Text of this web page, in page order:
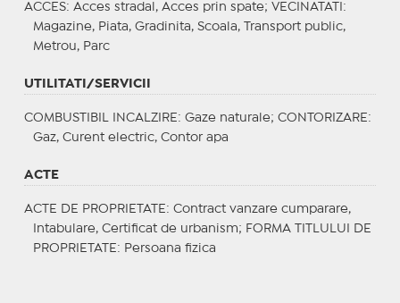
ACCES: Acces stradal, Acces prin spate; VECINATATI :
Magazine, Piata, Gradinita, Scoala, Transport public,
Metrou, Parc
UTILITATI/SERVICII
COMBUSTIBIL INCALZIRE : Gaze naturale; CONTORIZARE :
Gaz, Curent electric, Contor apa
ACTE
ACTE DE PROPRIETATE : Contract vanzare cumparare,
Intabulare, Certificat de urbanism; FORMA TITLULUI DE
PROPRIETATE : Persoana fizica